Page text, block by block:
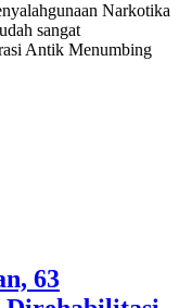
Narkotika
sangat
Antik Menumbing
63